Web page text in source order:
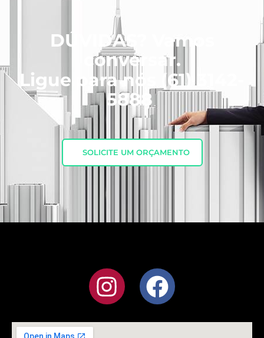
DÚVIDAS? Vamos
conversar.
Ligue para nós
(61) 3142-
5888
SOLICITE UM ORÇAMENTO